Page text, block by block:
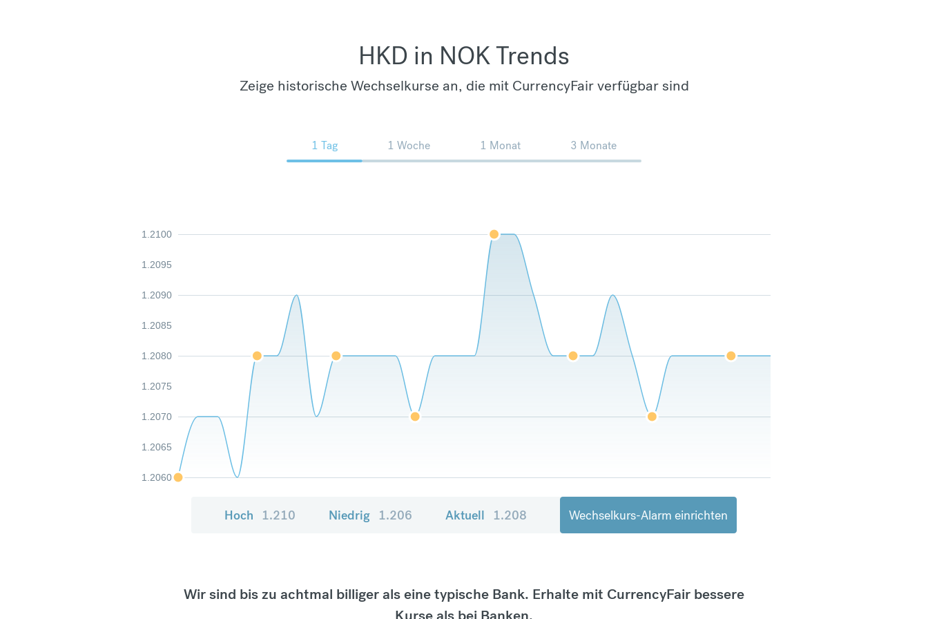
HKD in NOK Trends
Zeige historische Wechselkurse an, die mit CurrencyFair verfügbar sind
1 Tag 1 Woche 1 Monat 3 Monate
1.2060
1.2065
1.2070
1.2075
1.2080
1.2085
1.2090
1.2095
1.2100
Hoch 1.210 Niedrig 1.206 Aktuell 1.208 Wechselkurs-Alarm einrichten
Wir sind bis zu achtmal billiger als eine typische Bank. Erhalte mit CurrencyFair bessere
Kurse als bei Banken.